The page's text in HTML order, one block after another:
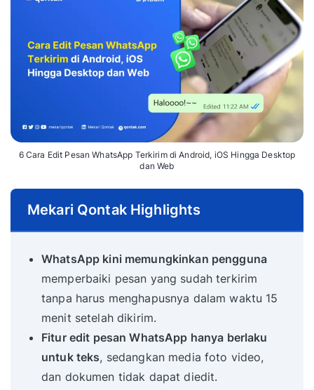
6 Cara Edit Pesan WhatsApp Terkirim di Android, iOS Hingga Desktop
dan Web
Mekari Qontak Highlights
WhatsApp kini memungkinkan pengguna
memperbaiki pesan yang sudah terkirim
tanpa harus menghapusnya dalam waktu 15
menit setelah dikirim.
Fitur edit pesan WhatsApp hanya berlaku
untuk teks, sedangkan media foto video,
dan dokumen tidak dapat diedit.